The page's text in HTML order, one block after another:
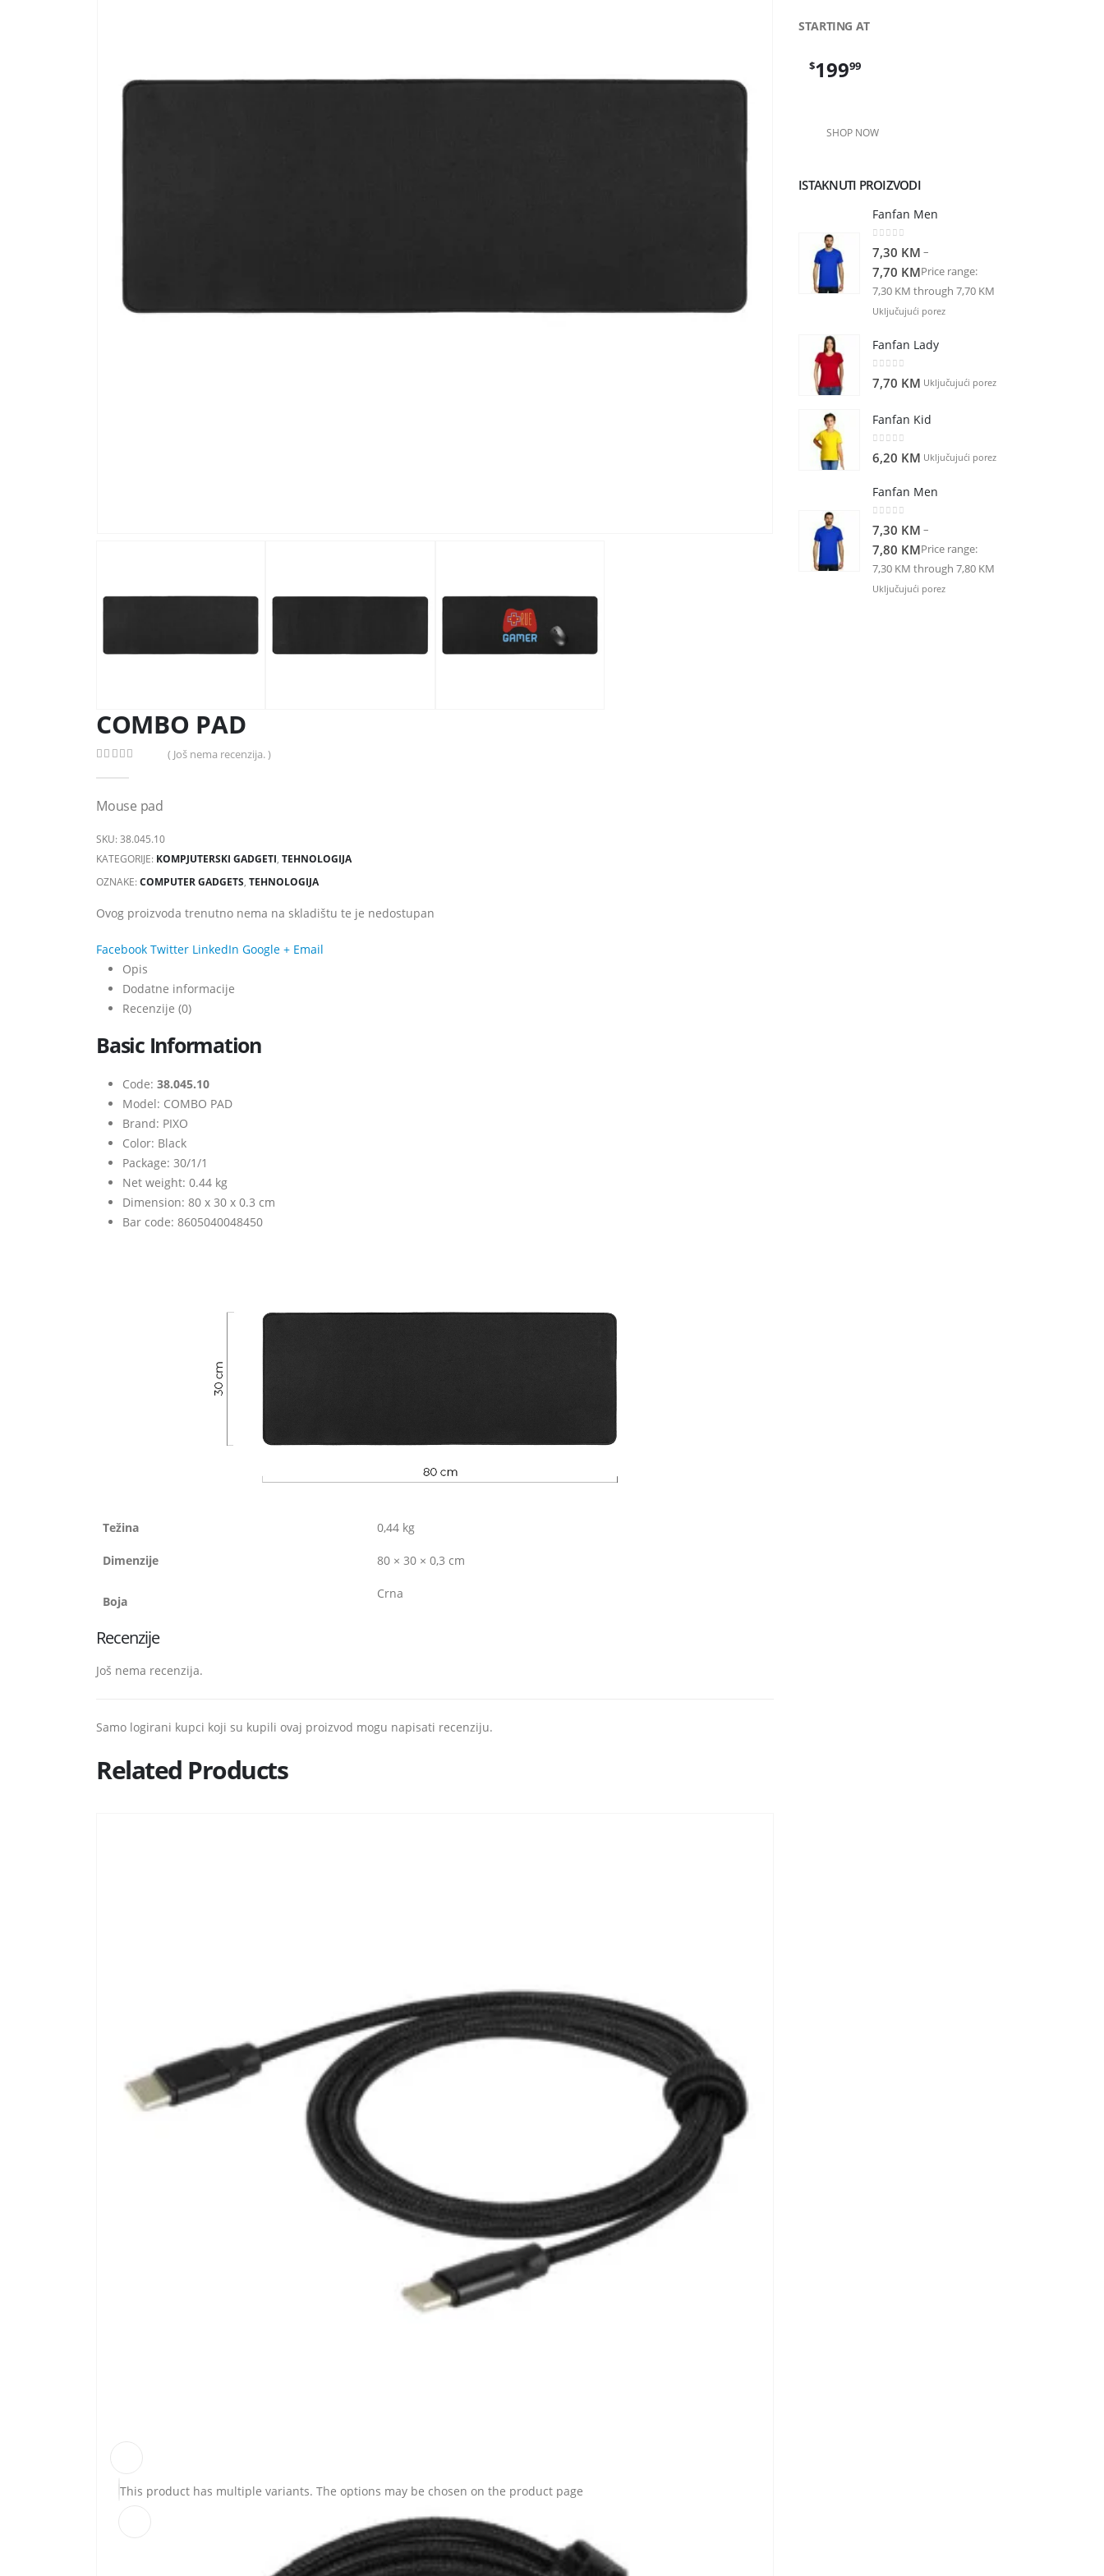
COMBO PAD
( Još nema recenzija. )
Mouse pad
SKU:38.045.10
KATEGORIJE: KOMPJUTERSKI GADGETI, TEHNOLOGIJA
OZNAKE:COMPUTER GADGETS, TEHNOLOGIJA
Ovog proizvoda trenutno nema na skladištu te je nedostupan
Facebook Twitter LinkedIn Google + Email
Opis
Dodatne informacije
Recenzije (0)
Basic Information
Code: 38.045.10
Model: COMBO PAD
Brand: PIXO
Color: Black
Package: 30/1/1
Net weight: 0.44 kg
Dimension: 80 x 30 x 0.3 cm
Bar code: 8605040048450
Težina 0,44 kg
Dimenzije 80 × 30 × 0,3 cm
Boja
Crna
Recenzije
Još nema recenzija.
Samo logirani kupci koji su kupili ovaj proizvod mogu napisati recenziju.
Related Products
This product has multiple variants. The options may be chosen on the product page
STARTING AT
$19999
SHOP NOW
ISTAKNUTI PROIZVODI
Fanfan Men
7,30 KM –
7,70 KMPrice range:
7,30 KM through 7,70 KM
Uključujući porez
Fanfan Lady
0out of 5
7,70 KM Uključujući porez
Fanfan Kid
0out of 5
6,20 KM Uključujući porez
Fanfan Men
7,30 KM –
7,80 KMPrice range:
7,30 KM through 7,80 KM
Uključujući porez